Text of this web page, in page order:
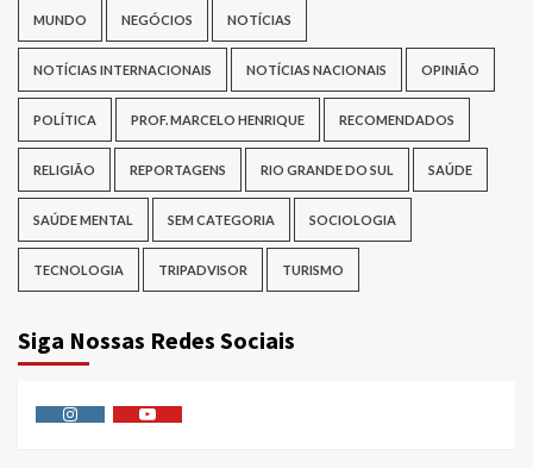
MUNDO NEGÓCIOS NOTÍCIAS
NOTÍCIAS INTERNACIONAIS NOTÍCIAS NACIONAIS OPINIÃO
POLÍTICA PROF. MARCELO HENRIQUE RECOMENDADOS
RELIGIÃO REPORTAGENS RIO GRANDE DO SUL SAÚDE
SAÚDE MENTAL SEM CATEGORIA SOCIOLOGIA
TECNOLOGIA TRIPADVISOR TURISMO
Siga Nossas Redes Sociais